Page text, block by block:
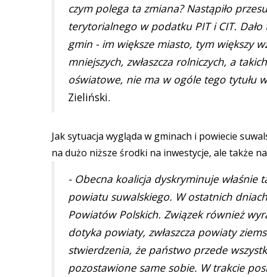
czym polega ta zmiana? Nastąpiło
terytorialnego w podatku PIT i CIT.
gmin - im większe miasto, tym większy
mniejszych, zwłaszcza rolniczych, a
oświatowe, nie ma w ogóle tego tytułu
Zieliński.
Jak sytuacja wygląda w gminach i powiecie
na dużo niższe środki na inwestycje, ale także
- Obecna koalicja dyskryminuje
powiatu suwalskiego. W ostatnich
Powiatów Polskich. Związek również
dotyka powiaty, zwłaszcza powiaty
stwierdzenia, że państwo przede
pozostawione same sobie. W trakcie